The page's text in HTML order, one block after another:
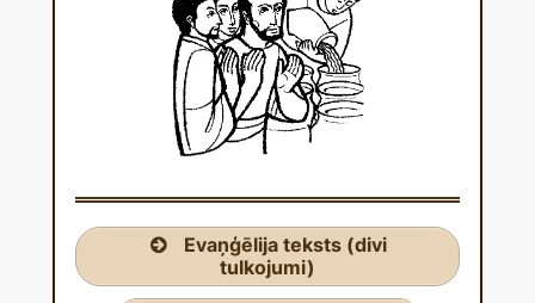
Evaņģēlija teksts (divi
tulkojumi)